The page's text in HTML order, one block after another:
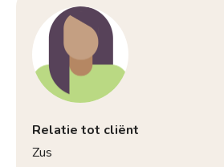
Relatie tot cliënt
Zus